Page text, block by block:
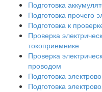
Подготовка
Подготовка прочего
Подготовка к
Проверка
токоприемнике
Проверка
проводом
Подготовка
Подготовка